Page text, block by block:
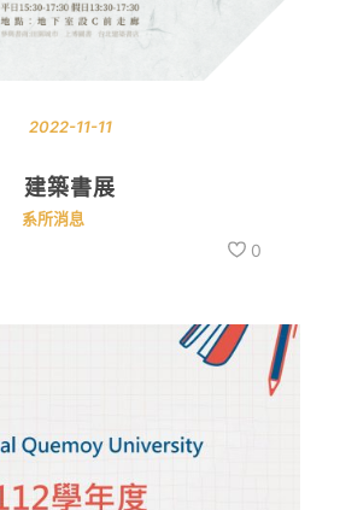
2022-11-11
建築書展
系所消息
0